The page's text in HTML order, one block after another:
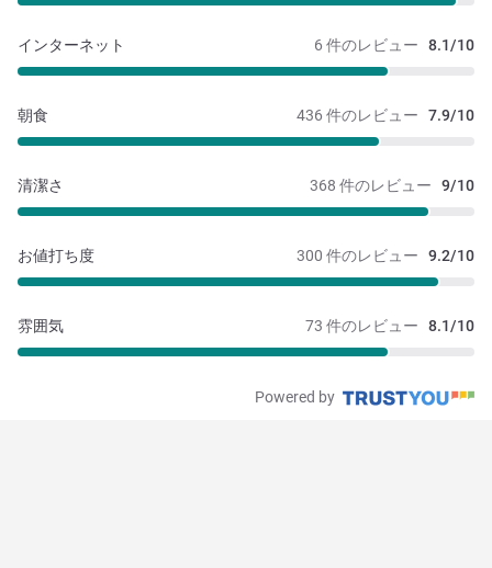
6 件のレビュー 8.1/10
インターネット
436 件のレビュー 7.9/10
朝食
368 件のレビュー 9/10
清潔さ
300 件のレビュー 9.2/10
お値打ち度
73 件のレビュー 8.1/10
雰囲気
Powered by